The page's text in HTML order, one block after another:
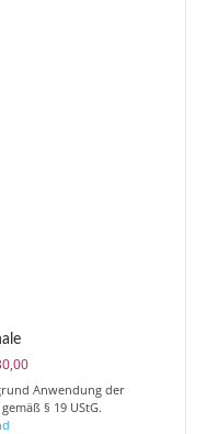
Preisspanne:
€125,00
bis
Anwendung der
§ 19 UStG.